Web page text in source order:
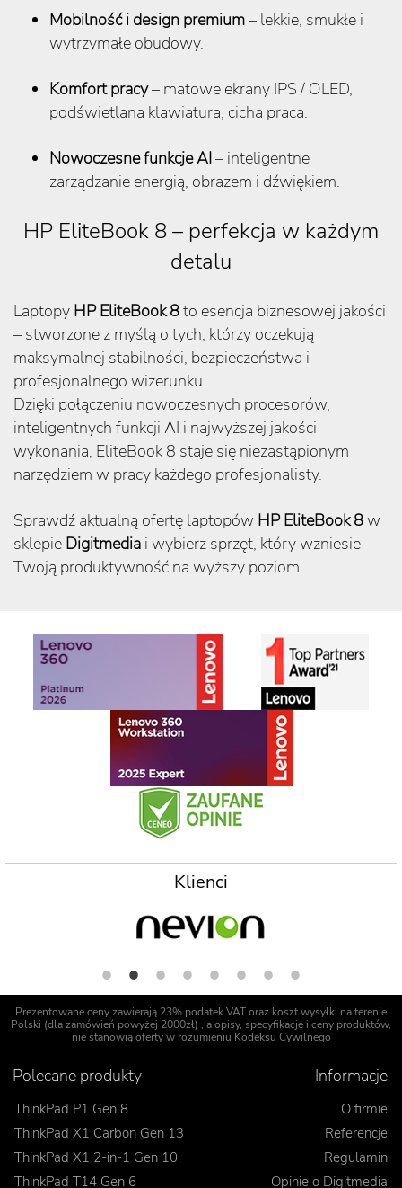
Mobilność i design premium– lekkie, smukłe i
wytrzymałe obudowy.
Komfort pracy– matowe ekrany IPS / OLED,
podświetlana klawiatura, cicha praca.
Nowoczesne funkcje AI– inteligentne
zarządzanie energią, obrazem i dźwiękiem.
HP EliteBook 8 – perfekcja w każdym
detalu
Laptopy HP EliteBook 8to esencja biznesowej jakości
– stworzone z myślą o tych, którzy oczekują
maksymalnej stabilności, bezpieczeństwa i
profesjonalnego wizerunku.
Dzięki połączeniu nowoczesnych procesorów,
inteligentnych funkcji AI i najwyższej jakości
wykonania, EliteBook 8 staje się niezastąpionym
narzędziem w pracy każdego profesjonalisty.
Sprawdź aktualną ofertę laptopów HP EliteBook 8w
sklepie Digitmedia i wybierz sprzęt, który wzniesie
Twoją produktywność na wyższy poziom.
Klienci
Prezentowane ceny zawierają 23% podatek VAT oraz koszt wysyłki na terenie
Polski (dla zamówień powyżej 2000zł) , a opisy, specyfikacje i ceny produktów,
nie stanowią oferty w rozumieniu Kodeksu Cywilnego
Polecane produkty
ThinkPad P1 Gen 8
ThinkPad X1 Carbon Gen 13
ThinkPad X1 2-in-1 Gen 10
ThinkPad T14 Gen 6
Informacje
O firmie
Referencje
Regulamin
Opinie o Digitmedia